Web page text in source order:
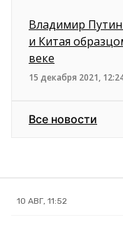
Владимир
и Китая
веке
15 декабря 2021,
Все новости
10 АВГ, 11:52